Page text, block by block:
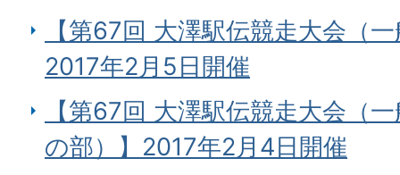
【第67回 大澤駅伝競走大会（
2017年2月5日開催
【第67回 大澤駅伝競走大会（
の部）】2017年2月4日開催